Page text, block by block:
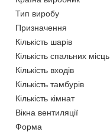
Тип виробу
Призначення
Кількість шарів
Кількість спальних місць
Кількість входів
Кількість тамбурів
Кількість кімнат
Вікна вентиляції
Форма